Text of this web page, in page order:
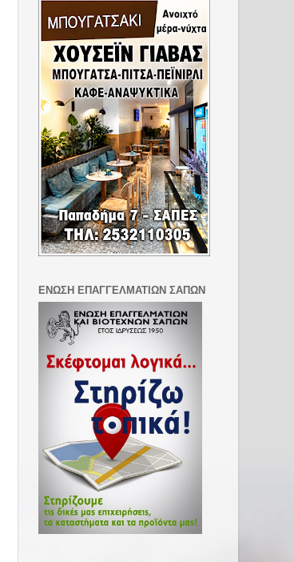
ΕΝΩΣΗ ΕΠΑΓΓΕΛΜΑΤΙΩΝ ΣΑΠΩΝ